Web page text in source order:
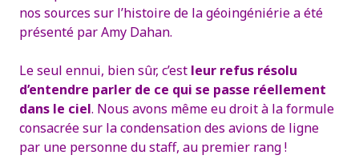
nos sources sur l’histoire de la géoingéniérie a été
présenté par Amy Dahan.
Le seul ennui, bien sûr, c’est leur refus résolu
d’entendre parler de ce qui se passe réellement
dans le ciel. Nous avons même eu droit à la formule
consacrée sur la condensation des avions de ligne
par une personne du staff, au premier rang !